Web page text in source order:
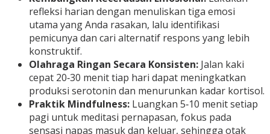
refleksi harian dengan menuliskan tiga emosi
utama yang Anda rasakan, lalu identifikasi
pemicunya dan cari alternatif respons yang lebih
konstruktif.
Olahraga Ringan Secara Konsisten: Jalan kaki
cepat 20‑30 menit tiap hari dapat meningkatkan
produksi serotonin dan menurunkan kadar kortisol.
Praktik Mindfulness: Luangkan 5‑10 menit setiap
pagi untuk meditasi pernapasan, fokus pada
sensasi napas masuk dan keluar, sehingga otak